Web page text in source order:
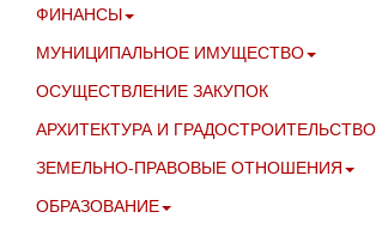
ФИНАНСЫ
МУНИЦИПАЛЬНОЕ ИМУЩЕСТВО
ОСУЩЕСТВЛЕНИЕ ЗАКУПОК
АРХИТЕКТУРА И ГРАДОСТРОИТЕЛЬСТВО
ЗЕМЕЛЬНО-ПРАВОВЫЕ ОТНОШЕНИЯ
ОБРАЗОВАНИЕ